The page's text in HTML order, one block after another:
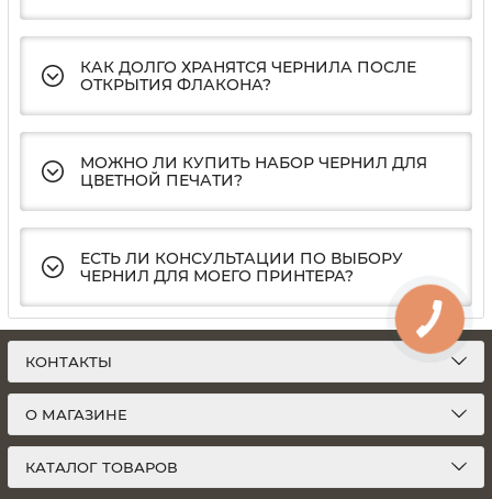
КАК ДОЛГО ХРАНЯТСЯ ЧЕРНИЛА ПОСЛЕ
ОТКРЫТИЯ ФЛАКОНА?
МОЖНО ЛИ КУПИТЬ НАБОР ЧЕРНИЛ ДЛЯ
ЦВЕТНОЙ ПЕЧАТИ?
ЕСТЬ ЛИ КОНСУЛЬТАЦИИ ПО ВЫБОРУ
ЧЕРНИЛ ДЛЯ МОЕГО ПРИНТЕРА?
КОНТАКТЫ
О МАГАЗИНЕ
КАТАЛОГ ТОВАРОВ